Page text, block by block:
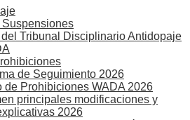
Tribunal Disciplinario Antidopaje
de Seguimiento 2026
de Prohibiciones WADA 2026
principales modificaciones y
2026